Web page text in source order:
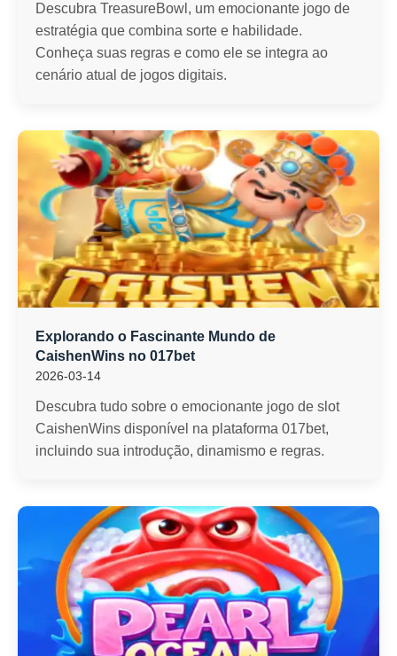
Descubra TreasureBowl, um emocionante jogo de
estratégia que combina sorte e habilidade.
Conheça suas regras e como ele se integra ao
cenário atual de jogos digitais.
Explorando o Fascinante Mundo de
CaishenWins no 017bet
2026-03-14
Descubra tudo sobre o emocionante jogo de slot
CaishenWins disponível na plataforma 017bet,
incluindo sua introdução, dinamismo e regras.